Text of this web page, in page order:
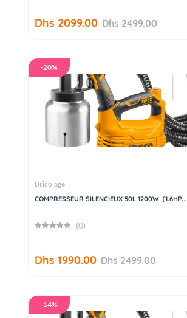
Dhs 2099.00 Dhs 2499.00
-20%
Bricolage
COMPRESSEUR SILENCIEUX 50L 1200W（1.6HP...
(0)
Dhs 1990.00 Dhs 2499.00
-14%